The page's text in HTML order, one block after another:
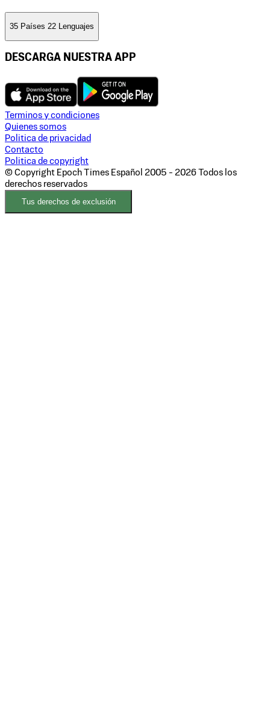
35 Países 22 Lenguajes
DESCARGA NUESTRA APP
Terminos y condiciones
Quienes somos
Politica de privacidad
Contacto
Politica de copyright
© Copyright Epoch Times Español 2005 - 2026 Todos los
derechos reservados
Tus derechos de exclusión